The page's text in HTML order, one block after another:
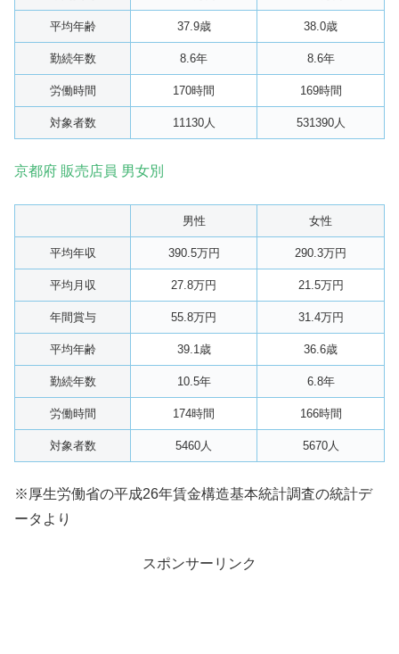
平均年齢 37.9歳 38.0歳
勤続年数 8.6年 8.6年
労働時間 170時間 169時間
対象者数 11130人 531390人
京都府 販売店員 男女別
男性 女性
平均年収 390.5万円 290.3万円
平均月収 27.8万円 21.5万円
年間賞与 55.8万円 31.4万円
平均年齢 39.1歳 36.6歳
勤続年数 10.5年 6.8年
労働時間 174時間 166時間
対象者数 5460人 5670人
※厚生労働省の平成26年賃金構造基本統計調査の統計デ
ータより
スポンサーリンク